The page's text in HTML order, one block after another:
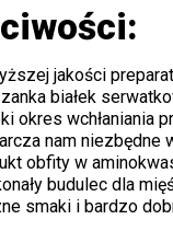
jakości
białek
okres wchłaniania
nam niezbędne
obfity w
budulec dla
smaki i bardzo